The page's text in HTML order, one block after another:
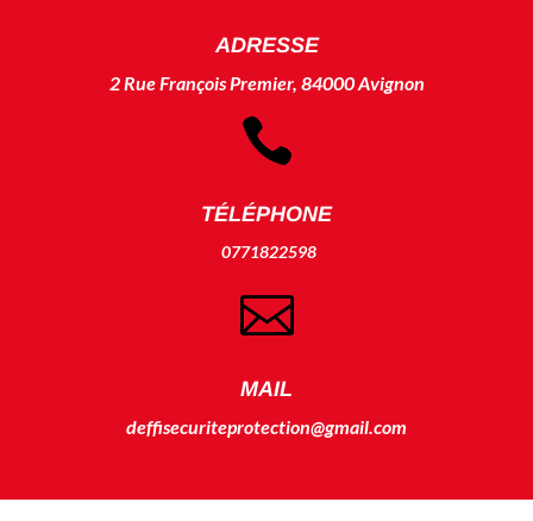
ADRESSE
2 Rue François Premier, 84000 Avignon

TÉLÉPHONE
0771822598

MAIL
deffisecuriteprotection@gmail.com